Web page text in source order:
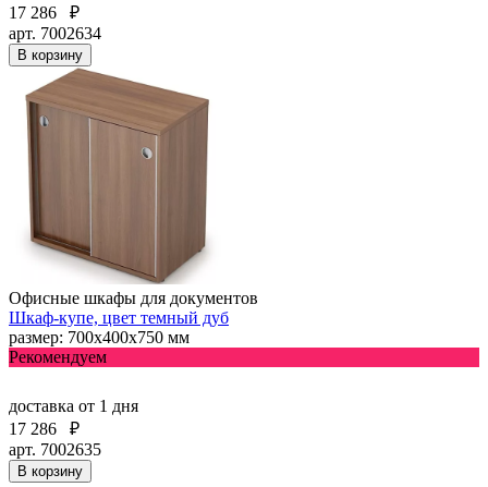
17 286
₽
арт. 7002634
В корзину
Офисные шкафы для документов
Шкаф-купе, цвет темный дуб
размер: 700х400х750 мм
Рекомендуем
доставка от 1 дня
17 286
₽
арт. 7002635
В корзину